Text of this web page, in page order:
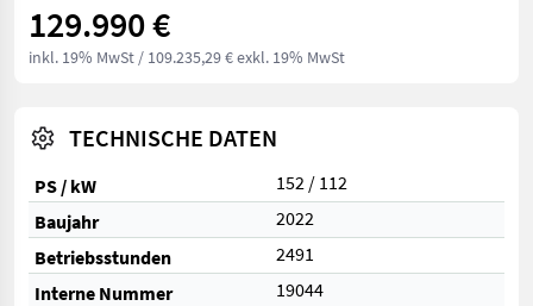
129.990 €
inkl. 19% MwSt / 109.235,29 € exkl. 19% MwSt
TECHNISCHE DATEN
PS / kW
152 / 112
Baujahr
2022
Betriebsstunden
2491
Interne Nummer
19044